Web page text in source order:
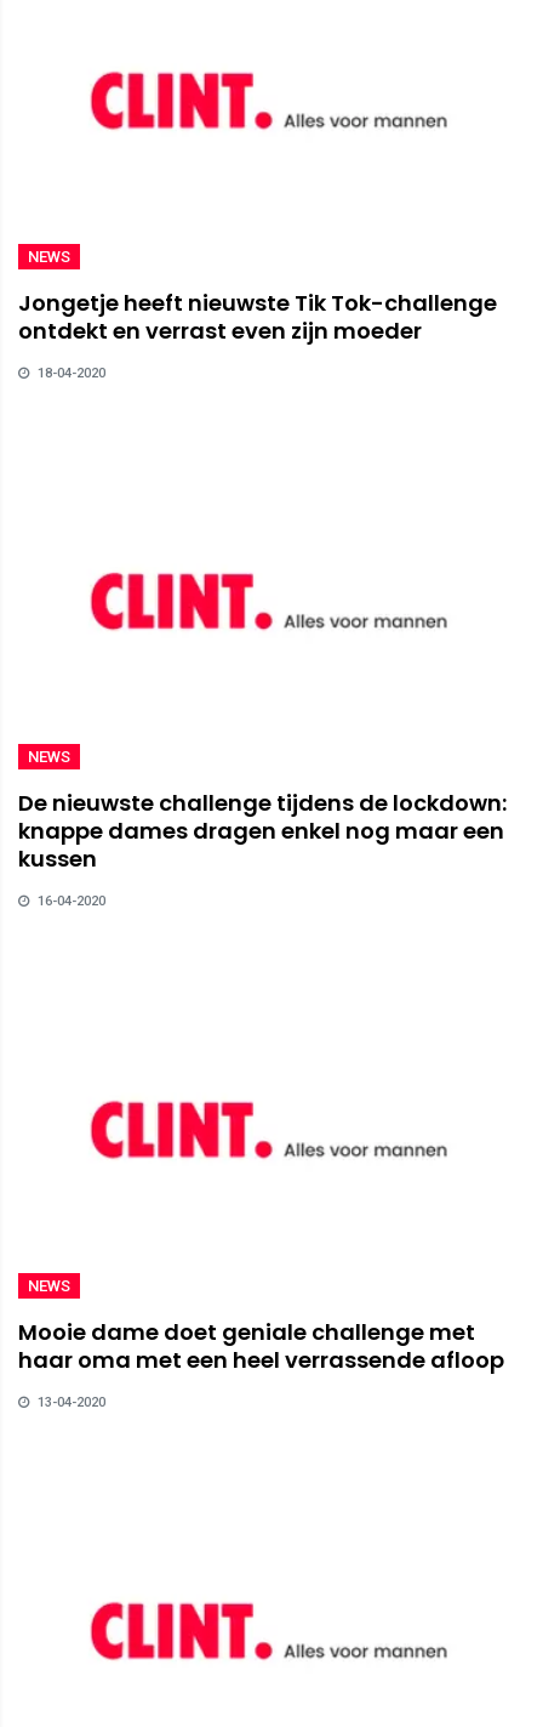
NEWS
Jongetje heeft nieuwste Tik Tok-challenge
ontdekt en verrast even zijn moeder
18-04-2020
NEWS
De nieuwste challenge tijdens de lockdown:
knappe dames dragen enkel nog maar een
kussen
16-04-2020
NEWS
Mooie dame doet geniale challenge met
haar oma met een heel verrassende afloop
13-04-2020